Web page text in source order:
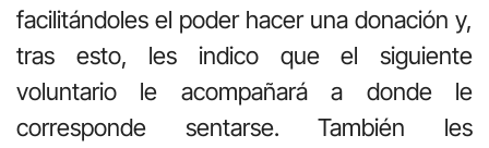
facilitándoles el poder hacer una donación y,
tras esto, les indico que el siguiente
voluntario le acompañará a donde le
corresponde sentarse. También les